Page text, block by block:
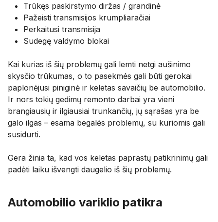
Trūkęs paskirstymo diržas / grandinė
Pažeisti transmisijos krumpliaračiai
Perkaitusi transmisija
Sudegę valdymo blokai
Kai kurias iš šių problemų gali lemti netgi aušinimo
skysčio trūkumas, o to pasekmės gali būti gerokai
paplonėjusi piniginė ir keletas savaičių be automobilio.
Ir nors tokių gedimų remonto darbai yra vieni
brangiausių ir ilgiausiai trunkančių, jų sąrašas yra be
galo ilgas – esama begalės problemų, su kuriomis gali
susidurti.
Gera žinia ta, kad vos keletas paprastų patikrinimų gali
padėti laiku išvengti daugelio iš šių problemų.
Automobilio variklio patikra